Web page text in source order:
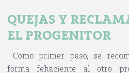
QUEJAS Y
EL PROGENITOR
Como primer paso, se
forma fehaciente al otro